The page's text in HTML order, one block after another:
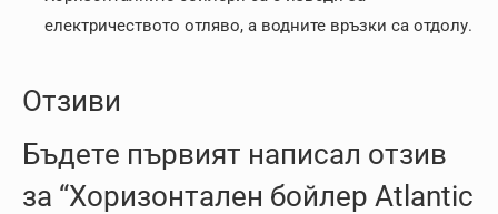
електричеството отляво, а водните връзки са отдолу.
Отзиви
Бъдете първият написал отзив
за “Хоризонтален бойлер Atlantic